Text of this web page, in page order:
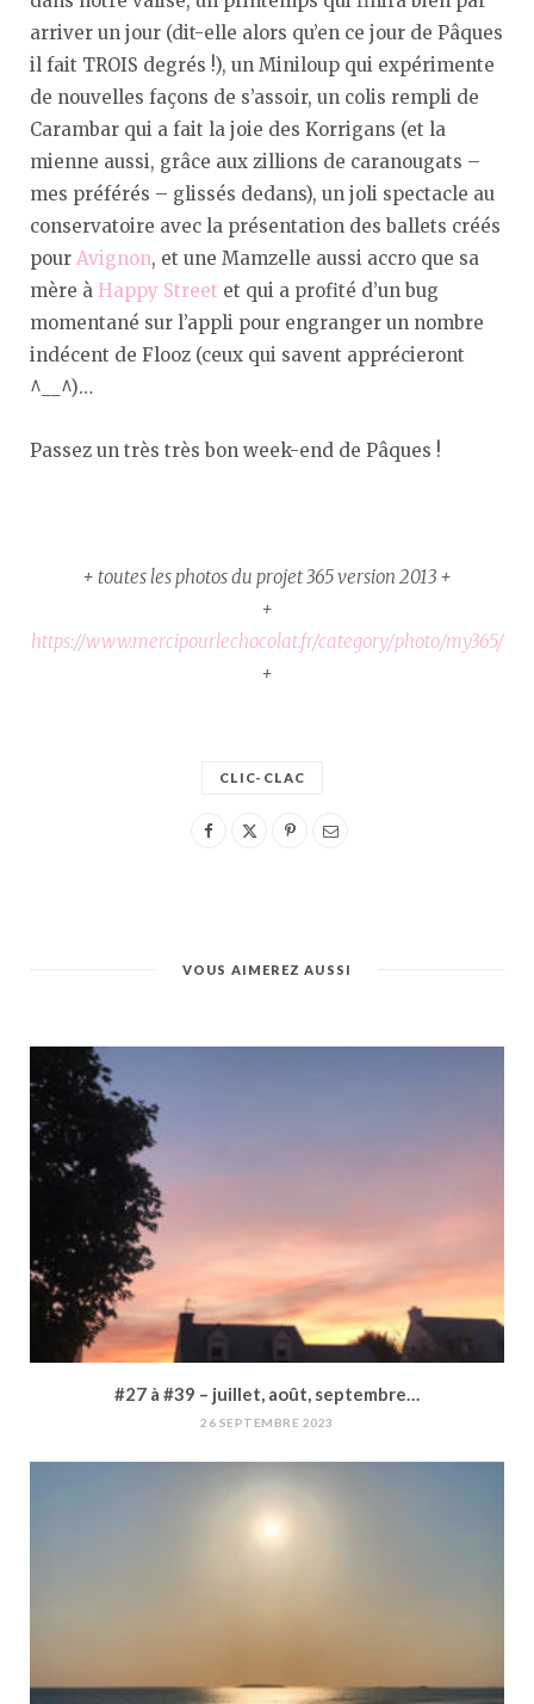
arriver un jour (dit-elle alors qu’en ce jour de Pâques
il fait TROIS degrés !), un Miniloup qui expérimente
de nouvelles façons de s’assoir, un colis rempli de
Carambar qui a fait la joie des Korrigans (et la
mienne aussi, grâce aux zillions de caranougats –
mes préférés – glissés dedans), un joli spectacle au
conservatoire avec la présentation des ballets créés
pour Avignon, et une Mamzelle aussi accro que sa
mère à Happy Street et qui a profité d’un bug
momentané sur l’appli pour engranger un nombre
indécent de Flooz (ceux qui savent apprécieront
^__^)…
Passez un très très bon week-end de Pâques !
+ toutes les photos du projet 365 version 2013 +
+
https://www.mercipourlechocolat.fr/category/photo/my365/
+
CLIC-CLAC
VOUS AIMEREZ AUSSI
#27 à #39 – juillet, août, septembre…
26 SEPTEMBRE 2023